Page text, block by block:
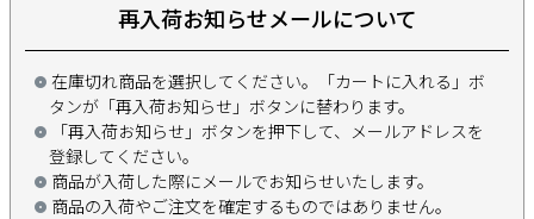
再入荷お知らせメールについて
在庫切れ商品を選択してください。「カートに入れる」ボ
タンが「再入荷お知らせ」ボタンに替わります。
「再入荷お知らせ」ボタンを押下して、メールアドレスを
登録してください。
商品が入荷した際にメールでお知らせいたします。
商品の入荷やご注文を確定するものではありません。